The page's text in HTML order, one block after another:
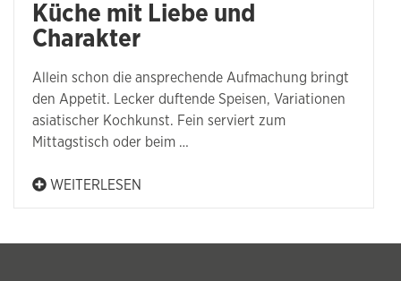
Küche mit Liebe und
Charakter
Allein schon die ansprechende Aufmachung bringt
den Appetit. Lecker duftende Speisen, Variationen
asiatischer Kochkunst. Fein serviert zum
Mittagstisch oder beim …
WEITERLESEN